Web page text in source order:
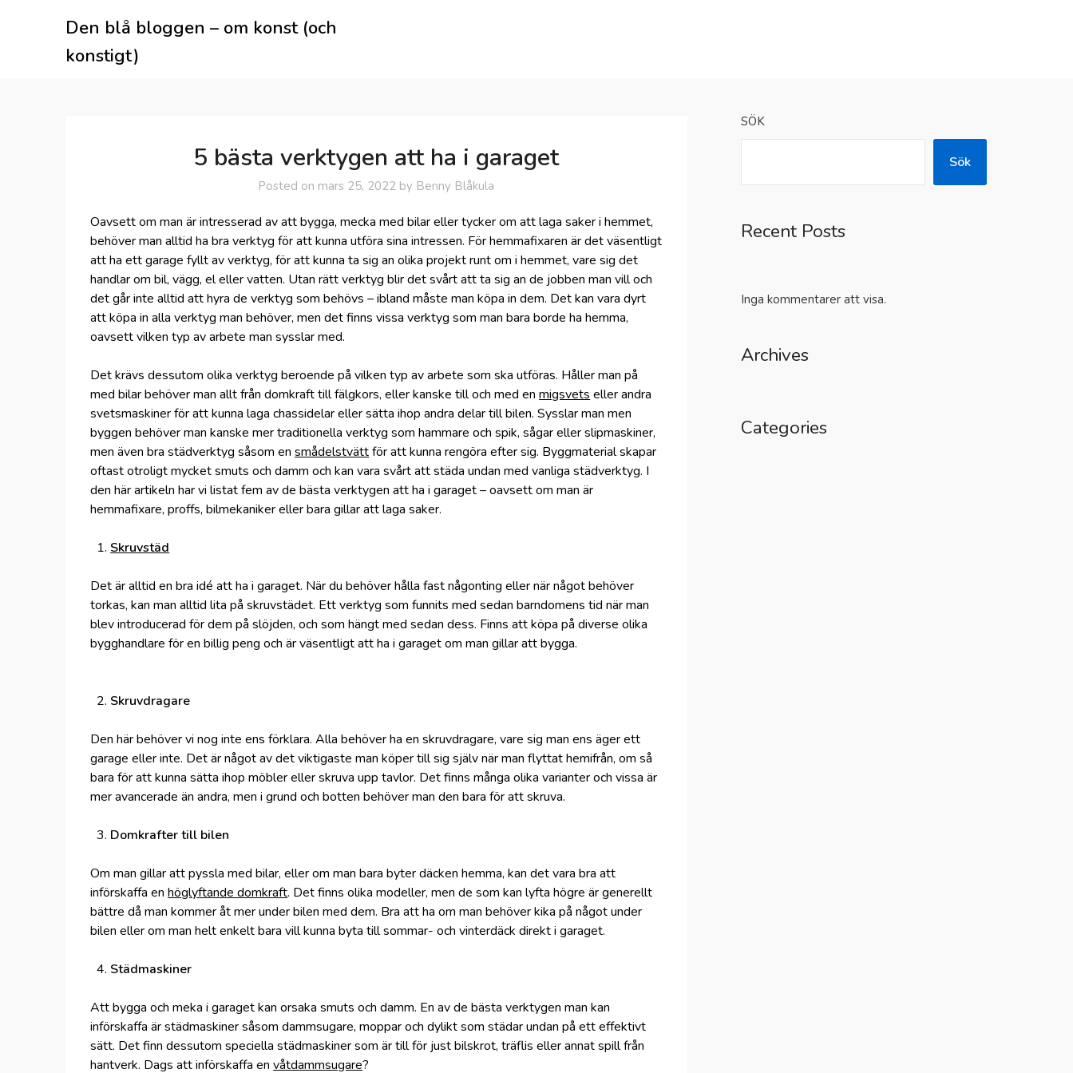
Den blå bloggen – om konst (och
konstigt)
5 bästa verktygen att ha i garaget
Posted on mars 25, 2022 by Benny Blåkula
Oavsett om man är intresserad av att bygga, mecka med bilar eller tycker om att laga saker i hemmet,
behöver man alltid ha bra verktyg för att kunna utföra sina intressen. För hemmafixaren är det väsentligt
att ha ett garage fyllt av verktyg, för att kunna ta sig an olika projekt runt om i hemmet, vare sig det
handlar om bil, vägg, el eller vatten. Utan rätt verktyg blir det svårt att ta sig an de jobben man vill och
det går inte alltid att hyra de verktyg som behövs – ibland måste man köpa in dem. Det kan vara dyrt
att köpa in alla verktyg man behöver, men det finns vissa verktyg som man bara borde ha hemma,
oavsett vilken typ av arbete man sysslar med.
Det krävs dessutom olika verktyg beroende på vilken typ av arbete som ska utföras. Håller man på
med bilar behöver man allt från domkraft till fälgkors, eller kanske till och med enmigsvets eller andra
svetsmaskiner för att kunna laga chassidelar eller sätta ihop andra delar till bilen. Sysslar man men
byggen behöver man kanske mer traditionella verktyg som hammare och spik, sågar eller slipmaskiner,
men även bra städverktyg såsom ensmådelstvättför att kunna rengöra efter sig. Byggmaterial skapar
oftast otroligt mycket smuts och damm och kan vara svårt att städa undan med vanliga städverktyg. I
den här artikeln har vi listat fem av de bästa verktygen att ha i garaget – oavsett om man är
hemmafixare, proffs, bilmekaniker eller bara gillar att laga saker.
Skruvstäd
Det är alltid en bra idé att ha i garaget. När du behöver hålla fast någonting eller när något behöver
torkas, kan man alltid lita på skruvstädet. Ett verktyg som funnits med sedan barndomens tid när man
blev introducerad för dem på slöjden, och som hängt med sedan dess. Finns att köpa på diverse olika
bygghandlare för en billig peng och är väsentligt att ha i garaget om man gillar att bygga.
Skruvdragare
Den här behöver vi nog inte ens förklara. Alla behöver ha en skruvdragare, vare sig man ens äger ett
garage eller inte. Det är något av det viktigaste man köper till sig själv när man flyttat hemifrån, om så
bara för att kunna sätta ihop möbler eller skruva upp tavlor. Det finns många olika varianter och vissa är
mer avancerade än andra, men i grund och botten behöver man den bara för att skruva.
Domkrafter till bilen
Om man gillar att pyssla med bilar, eller om man bara byter däcken hemma, kan det vara bra att
införskaffa enhöglyftande domkraft. Det finns olika modeller, men de som kan lyfta högre är generellt
bättre då man kommer åt mer under bilen med dem. Bra att ha om man behöver kika på något under
bilen eller om man helt enkelt bara vill kunna byta till sommar- och vinterdäck direkt i garaget.
Städmaskiner
Att bygga och meka i garaget kan orsaka smuts och damm. En av de bästa verktygen man kan
införskaffa är städmaskiner såsom dammsugare, moppar och dylikt som städar undan på ett effektivt
sätt. Det finn dessutom speciella städmaskiner som är till för just bilskrot, träflis eller annat spill från
hantverk. Dags att införskaffa envåtdammsugare?
SÖK
Sök
Recent Posts
Inga kommentarer att visa.
Archives
Categories